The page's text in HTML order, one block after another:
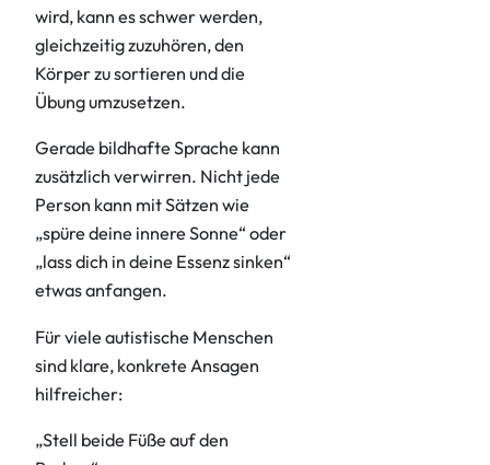
wird, kann es schwer werden,
gleichzeitig zuzuhören, den
Körper zu sortieren und die
Übung umzusetzen.
Gerade bildhafte Sprache kann
zusätzlich verwirren. Nicht jede
Person kann mit Sätzen wie
„spüre deine innere Sonne“ oder
„lass dich in deine Essenz sinken“
etwas anfangen.
Für viele autistische Menschen
sind klare, konkrete Ansagen
hilfreicher:
„Stell beide Füße auf den